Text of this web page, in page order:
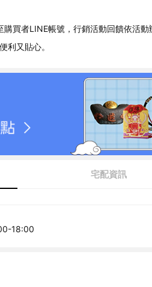
購買者LINE帳號，行銷活動回饋依活動
利又貼心。
宅配資訊
18:00